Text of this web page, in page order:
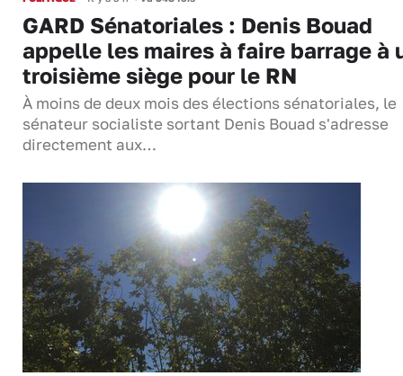
GARD Sénatoriales : Denis Bouad
appelle les maires à faire barrage à
troisième siège pour le RN
À moins de deux mois des élections sénatoriales, le
sénateur socialiste sortant Denis Bouad s'adresse
directement aux…